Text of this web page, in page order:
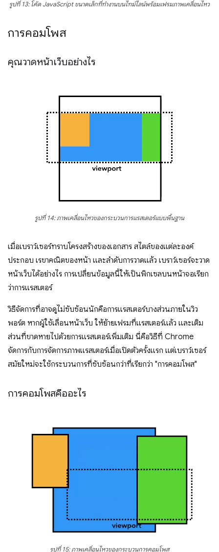
รูปที่ 13: โค้ด JavaScript ขนาดเล็กที่ทำงานบนไทม์ไลน์พร้อมเฟรมภาพเคลื่อนไหว
การคอมโพส
คุณวาดหน้าเว็บอย่างไร
รูปที่ 14: ภาพเคลื่อนไหวของกระบวนการแรสเตอร์แบบพื้นฐาน
เมื่อเบราว์เซอร์ทราบโครงสร้างของเอกสาร สไตล์ของแต่ละองค์
ประกอบ เรขาคณิตของหน้า และลําดับการวาดแล้ว เบราว์เซอร์จะวาด
หน้าเว็บได้อย่างไร การเปลี่ยนข้อมูลนี้ให้เป็นพิกเซลบนหน้าจอเรียก
ว่าการแรสเตอร์
วิธีจัดการที่อาจดูไม่ซับซ้อนนักคือการแรสเตอร์บางส่วนภายในวิว
พอร์ต หากผู้ใช้เลื่อนหน้าเว็บ ให้ย้ายเฟรมที่แรสเตอร์แล้ว และเติม
ส่วนที่ขาดหายไปด้วยการแรสเตอร์เพิ่มเติม นี่คือวิธีที่ Chrome
จัดการกับการจัดการภาพแรสเตอร์เมื่อเปิดตัวครั้งแรก แต่เบราว์เซอร์
สมัยใหม่จะใช้กระบวนการที่ซับซ้อนกว่าที่เรียกว่า "การคอมโพส"
การคอมโพสคืออะไร
รูปที่ 15: ภาพเคลื่อนไหวของกระบวนการคอมโพส